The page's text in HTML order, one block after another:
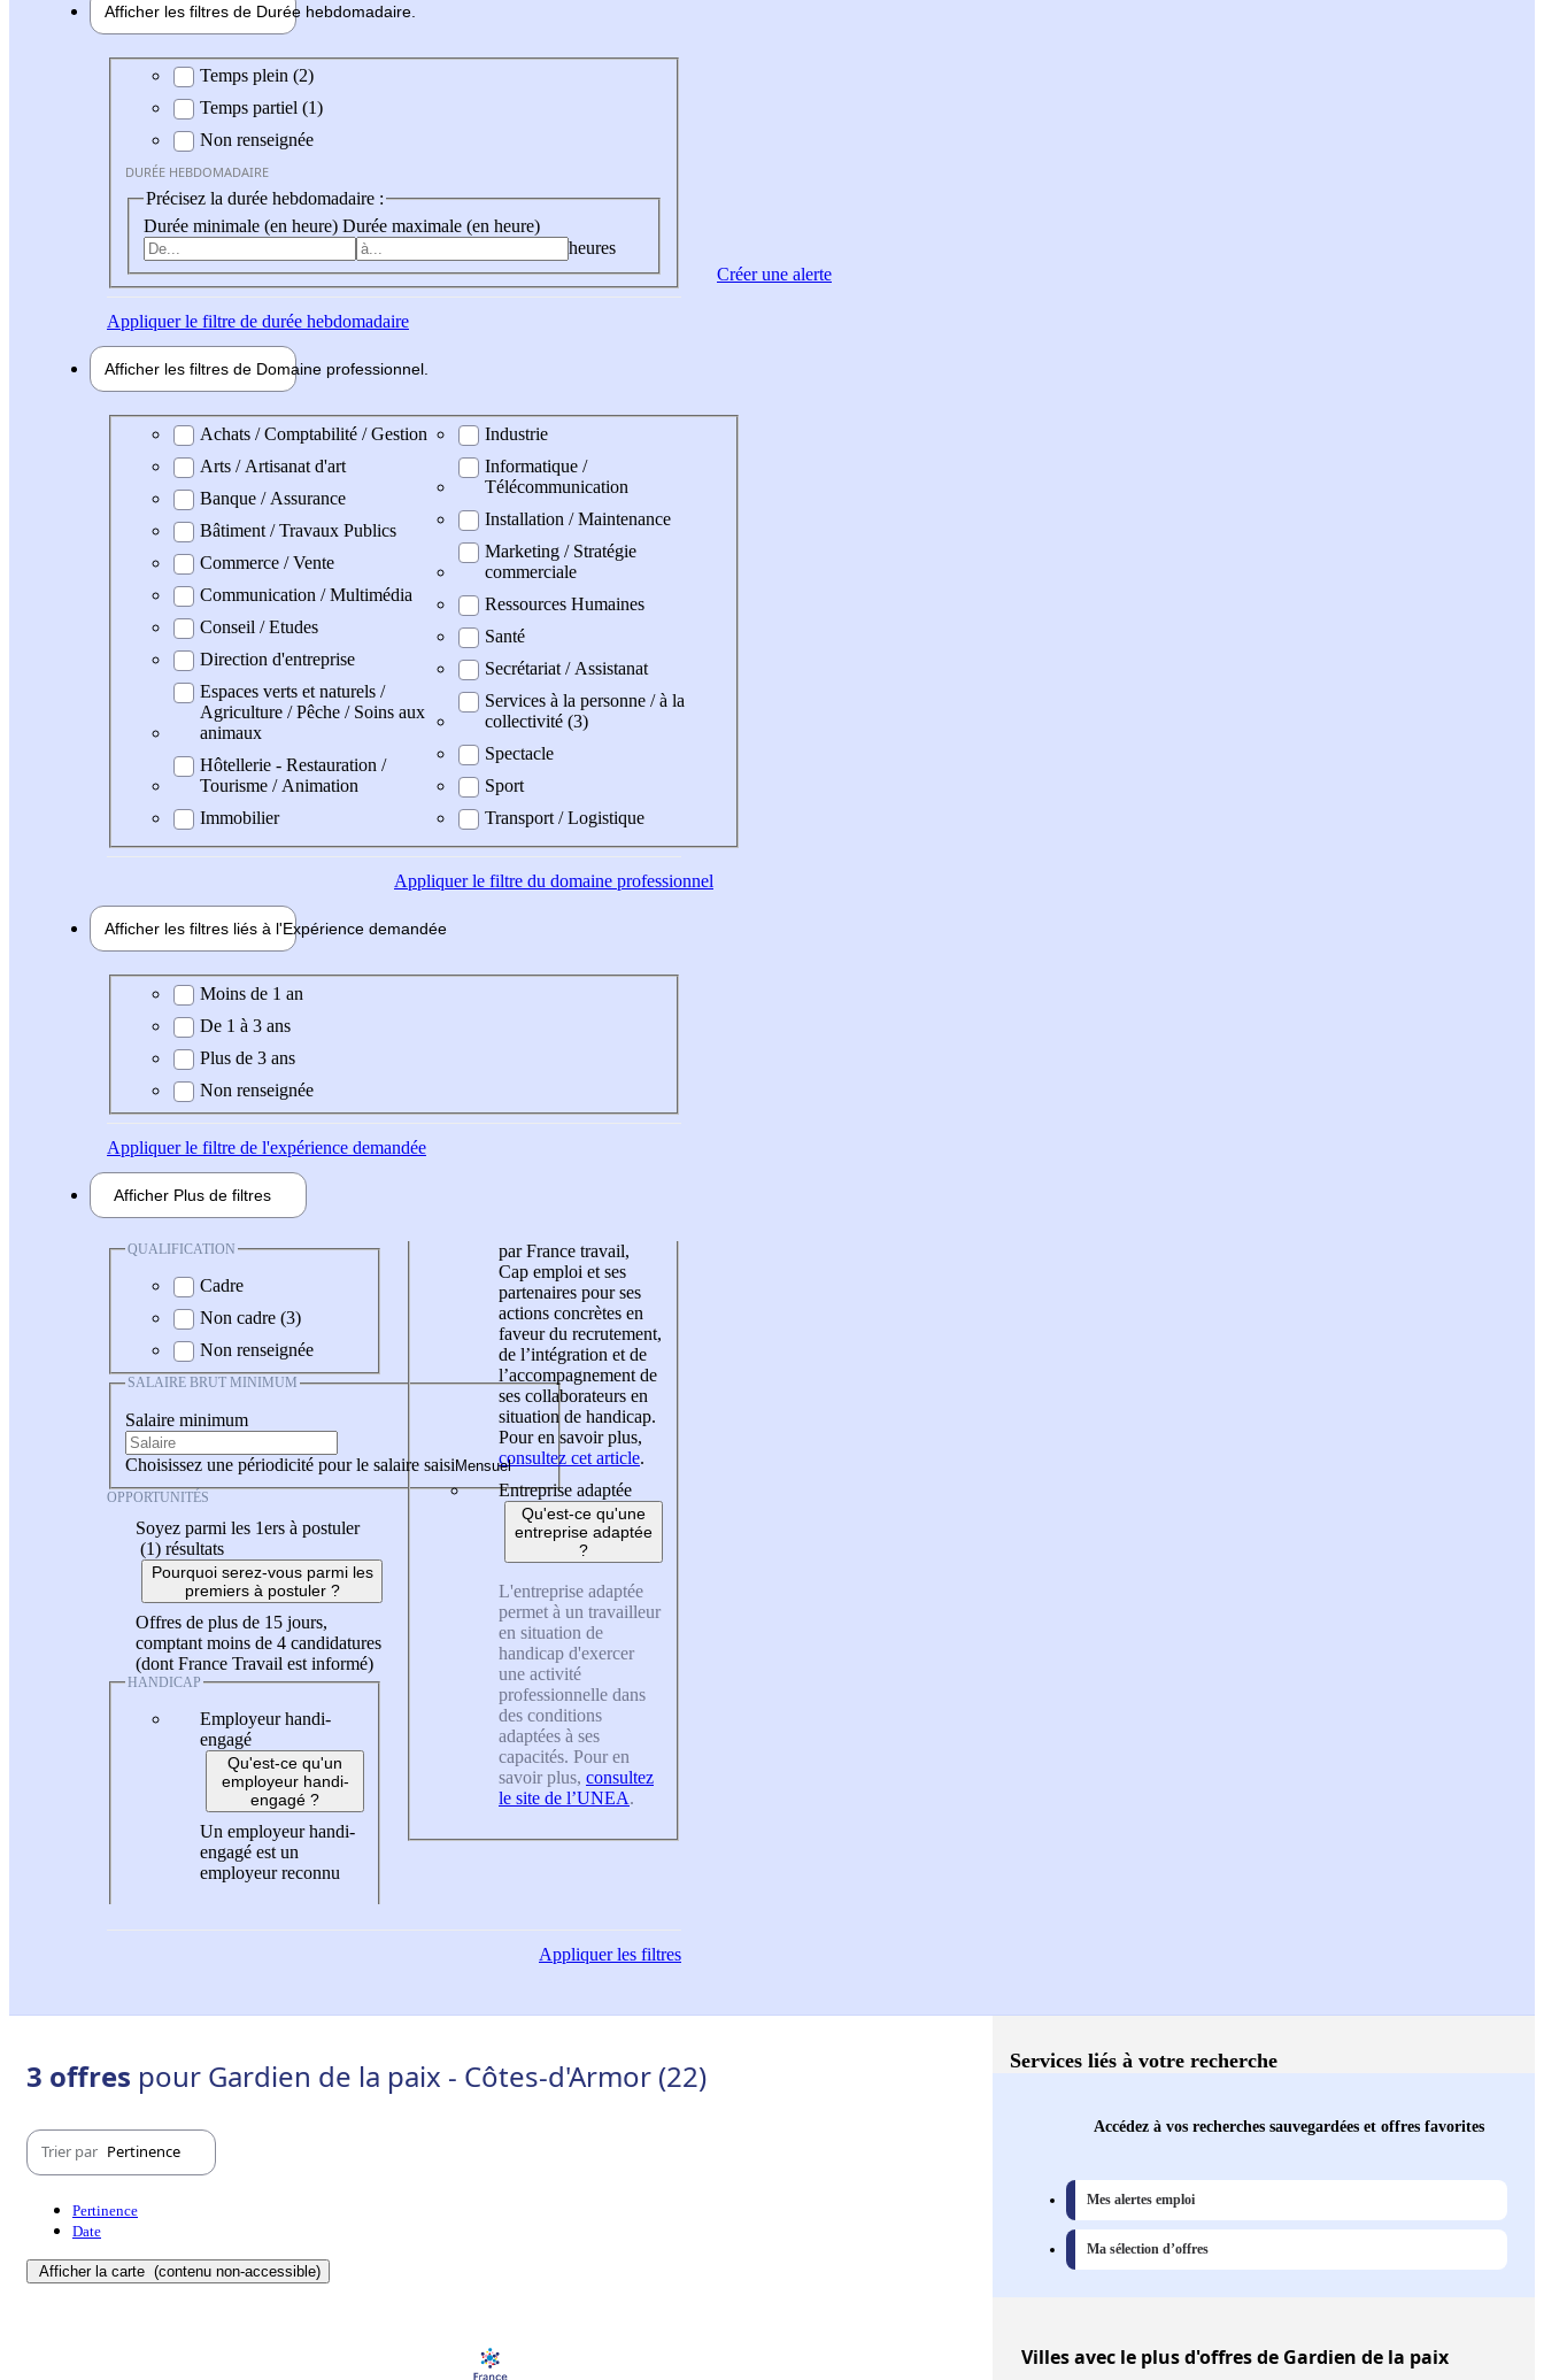
Afficher les filtres de Durée hebdomadaire
Durée hebdomadaire
Temps plein (2)
Temps partiel (1)
Non renseignée
DURÉE HEBDOMADAIRE
Précisez la durée hebdomadaire :
Durée minimale (en heure) Durée maximale (en heure)
heures
Appliquerle filtre de durée hebdomadaire
Afficher les filtres de Domaine professionnel
Domaine professionel
Achats / Comptabilité / Gestion
Arts / Artisanat d'art
Banque / Assurance
Bâtiment / Travaux Publics
Commerce / Vente
Communication / Multimédia
Conseil / Etudes
Direction d'entreprise
Espaces verts et naturels /
Agriculture / Pêche / Soins aux
animaux
Hôtellerie - Restauration /
Tourisme / Animation
Immobilier
Industrie
Informatique /
Télécommunication
Installation / Maintenance
Marketing / Stratégie
commerciale
Ressources Humaines
Santé
Secrétariat / Assistanat
Services à la personne / à la
collectivité (3)
Spectacle
Sport
Transport / Logistique
Appliquerle filtre du domaine professionnel
Afficher les filtres liés à l'Expérience demandée
Expérience demandée
Moins de 1 an
De 1 à 3 ans
Plus de 3 ans
Non renseignée
Appliquerle filtre de l'expérience demandée
Afficher Plus de filtres
QUALIFICATION
Cadre
Non cadre (3)
Non renseignée
SALAIRE BRUT MINIMUM
Salaire minimum
Choisissez une périodicité pour le salaire saisi
OPPORTUNITÉS
Soyez parmi les 1ers à postuler
(1) résultats
Pourquoi serez-vous parmi les
premiers à postuler ?
Offres de plus de 15 jours,
comptant moins de 4 candidatures
(dont France Travail est informé)
HANDICAP
Employeur handi-
engagé
Qu'est-ce qu'un
employeur handi-
engagé ?
Un employeur handi-
engagé est un
employeur reconnu
par France travail,
Cap emploi et ses
partenaires pour ses
actions concrètes en
faveur du recrutement,
de l’intégration et de
l’accompagnement de
ses collaborateurs en
situation de handicap.
Pour en savoir plus,
consultez cet article.
Entreprise adaptée
Qu'est-ce qu'une
entreprise adaptée
?
L'entreprise adaptée
permet à un travailleur
en situation de
handicap d'exercer
une activité
professionnelle dans
des conditions
adaptées à ses
capacités. Pour en
savoir plus, consultez
le site de l’UNEA.
Appliquerles filtres
Créer une alerte
3 offres pour Gardien de la paix - Côtes-d'Armor (22)
Trier par Pertinence
Pertinence
Date
Afficher la carte (contenu non-accessible)
Services liés à votre recherche
Accédez à vos recherches sauvegardées et offres favorites
Mes alertes emploi
Ma sélection d’offres
Villesavec le plus d'offres de Gardien de la paix